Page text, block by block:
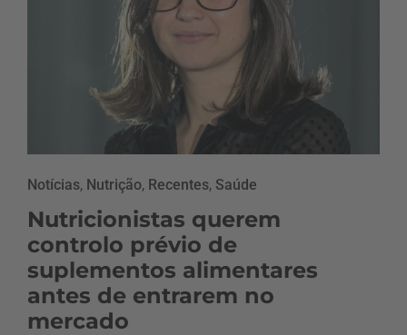
Notícias, Nutrição, Recentes, Saúde
Nutricionistas querem
controlo prévio de
suplementos alimentares
antes de entrarem no
mercado